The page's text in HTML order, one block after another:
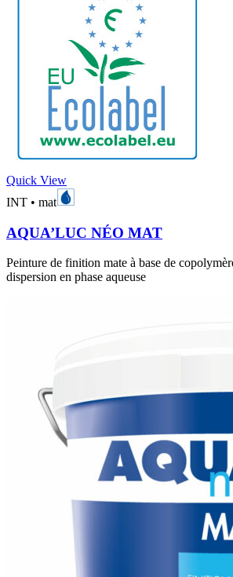
Quick View
INT • mat
AQUA’LUC NÉO MAT
Peinture de finition mate à base de
dispersion en phase aqueuse